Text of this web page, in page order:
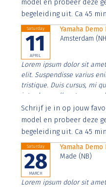
model en probeer deze
begeleiding uit. Ca 45
Saturday
11
APRIL
Yamaha Demo
Amsterdam
Lorem ipsum dolor sit
elit. Suspendisse varius
tristique. Duis cursus, mi
interdum nulla, ut
Aenean faucibus nibh et
imperdiet. Nunc ut sem
Schrijf je in op jouw
model en probeer deze
begeleiding uit. Ca 45
Saturday
28
MARCH
Yamaha
Made (NB)
Lorem ipsum dolor sit